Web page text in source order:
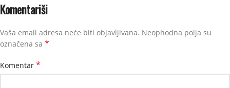
Komentariši
Vaša email adresa neće biti objavljivana. Neophodna polja su
označena sa *
Komentar *